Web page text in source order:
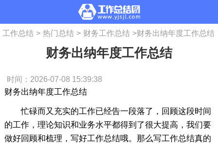
工作总结 > 热门总结 > 财务工作总结 >财务出纳年度工作总结
财务出纳年度工作总结
时间：2026-07-08 15:39:38
财务出纳年度工作总结
忙碌而又充实的工作已经告一段落了，回顾这段时间
的工作，理论知识和业务水平都得到了很大提高，我们要
做好回顾和梳理，写好工作总结哦。那么写工作总结真的